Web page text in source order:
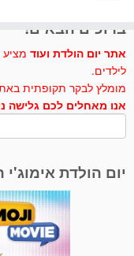
ברוכים הבאים!
אתר יום הולדת ועוד מציע
לילדים.
מומלץ לבקר תקופתית
אנו מאחלים לכם גלישה
יום הולדת